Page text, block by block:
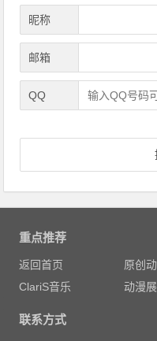
昵称
邮箱
QQ
重点推荐
返回首页 原创
ClariS音乐
动漫
联系方式